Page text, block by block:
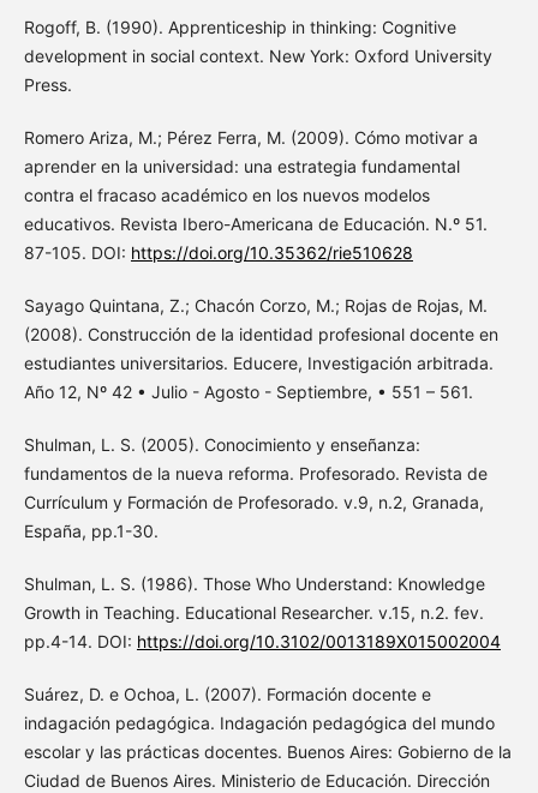
Rogoff, B. (1990). Apprenticeship in thinking: Cognitive
development in social context. New York: Oxford University
Press.
Romero Ariza, M.; Pérez Ferra, M. (2009). Cómo motivar a
aprender en la universidad: una estrategia fundamental
contra el fracaso académico en los nuevos modelos
educativos. Revista Ibero-Americana de Educación. N.º 51.
87-105. DOI: https://doi.org/10.35362/rie510628
Sayago Quintana, Z.; Chacón Corzo, M.; Rojas de Rojas, M.
(2008). Construcción de la identidad profesional docente en
estudiantes universitarios. Educere, Investigación arbitrada.
Año 12, Nº 42 • Julio - Agosto - Septiembre, • 551 – 561.
Shulman, L. S. (2005). Conocimiento y enseñanza:
fundamentos de la nueva reforma. Profesorado. Revista de
Currículum y Formación de Profesorado. v.9, n.2, Granada,
España, pp.1-30.
Shulman, L. S. (1986). Those Who Understand: Knowledge
Growth in Teaching. Educational Researcher. v.15, n.2. fev.
pp.4-14. DOI: https://doi.org/10.3102/0013189X015002004
Suárez, D. e Ochoa, L. (2007). Formación docente e
indagación pedagógica. Indagación pedagógica del mundo
escolar y las prácticas docentes. Buenos Aires: Gobierno de la
Ciudad de Buenos Aires. Ministerio de Educación. Dirección